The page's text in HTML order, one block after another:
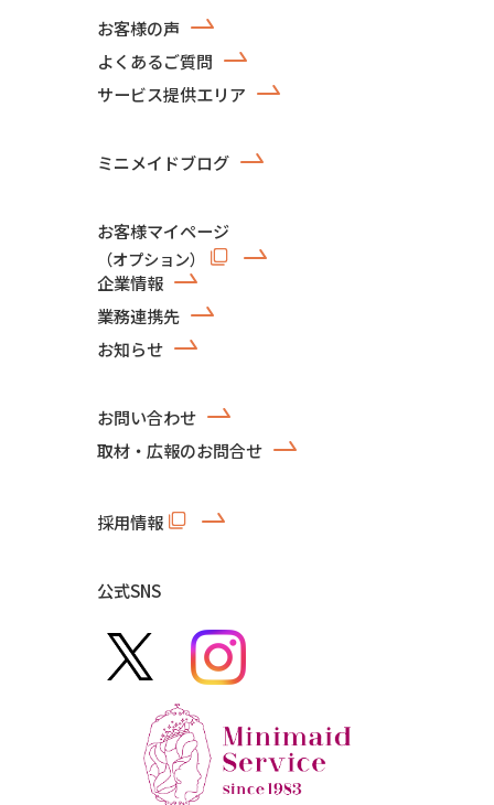
お客様の声
よくあるご質問
サービス提供エリア
ミニメイドブログ
お客様マイページ
（オプション）
企業情報
業務連携先
お知らせ
お問い合わせ
取材・広報のお問合せ
採用情報
公式SNS